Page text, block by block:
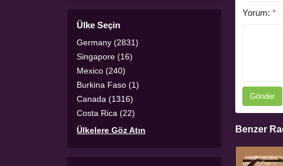
Ülke Seçin
Germany (2831)
Singapore (16)
Mexico (240)
Burkina Faso (1)
Canada (1316)
Costa Rica (22)
Ülkelere Göz Atın
Yorum: *
Gönder
Benzer